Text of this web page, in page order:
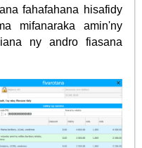
fahafahana hisafidy
mifanaraka amin'ny
ny andro fiasana